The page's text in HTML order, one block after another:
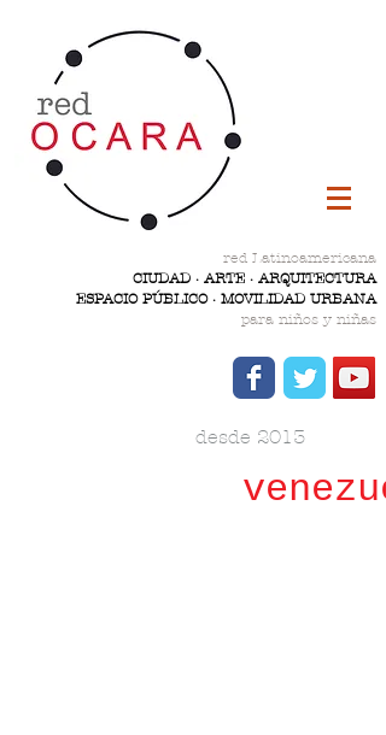
red Latinoamericana
CIUDAD · ARTE · ARQUITECTURA
ESPACIO PÚBLICO · MOVILIDAD URBANA
para niños y niñas
desde 2013